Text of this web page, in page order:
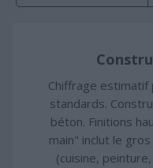
Chiffrage estimatif
standards.
béton. Finitions
main" inclut le
(cuisine,